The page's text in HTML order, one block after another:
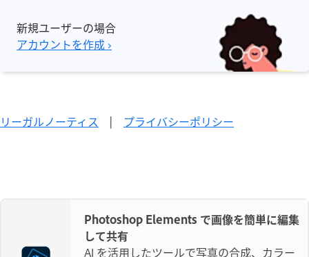
新規ユーザーの場合
アカウントを作成 ›
リーガルノーティス | プライバシーポリシー
Photoshop Elements で画像を簡単に編集
して共有
AI を活用したツールで写真の合成、カラー